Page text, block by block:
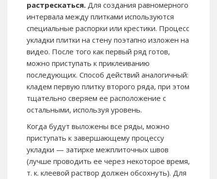
растрескаться. Для создания равномерного
интервала между плитками используются
специальные распорки или крестики. Процесс
укладки плитки на стену поэтапно изложен на
видео. После того как первый ряд готов,
можно приступать к приклеиванию
последующих. Способ действий аналогичный:
кладем первую плитку второго ряда, при этом
тщательно сверяем ее расположение с
остальными, используя уровень.
Когда будут выложены все ряды, можно
приступать к завершающему процессу
укладки — затирке межплиточных швов
(лучше проводить ее через некоторое время,
т. к. клеевой раствор должен обсохнуть). Для